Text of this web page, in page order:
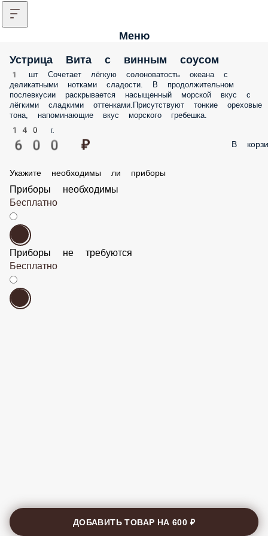
Меню
Устрица Вита с винным соусом
1 шт Сочетает лёгкую солоноватость океана с
деликатными нотками сладости. В продолжительном
послевкусии раскрывается насыщенный морской вкус с
лёгкими сладкими оттенками.Присутствуют тонкие ореховые
тона, напоминающие вкус морского гребешка.
140 г.
600 ₽ В
Укажите необходимы ли приборы
Приборы необходимы
Бесплатно
Приборы не требуются
Бесплатно
ДОБАВИТЬ ТОВАР НА600 ₽